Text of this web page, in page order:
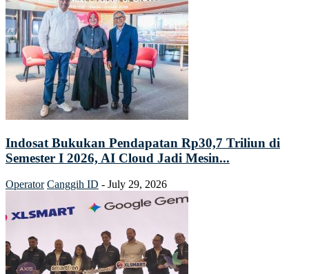
Indosat Bukukan Pendapatan Rp30,7 Triliun di
Semester I 2026, AI Cloud Jadi Mesin...
Operator Canggih ID - July 29, 2026